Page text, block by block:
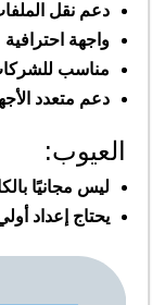
دعم نقل
واجهة احترافية
مناسب
دعم متعدد
العيوب:
ليس مجانيًا
يحتاج إعداد